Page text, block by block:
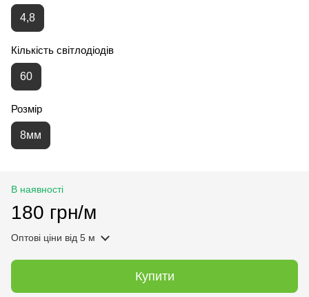
4,8
Кількість світлодіодів
60
Розмір
8мм
В наявності
180 грн/м
Оптові ціни від 5 м
Купити